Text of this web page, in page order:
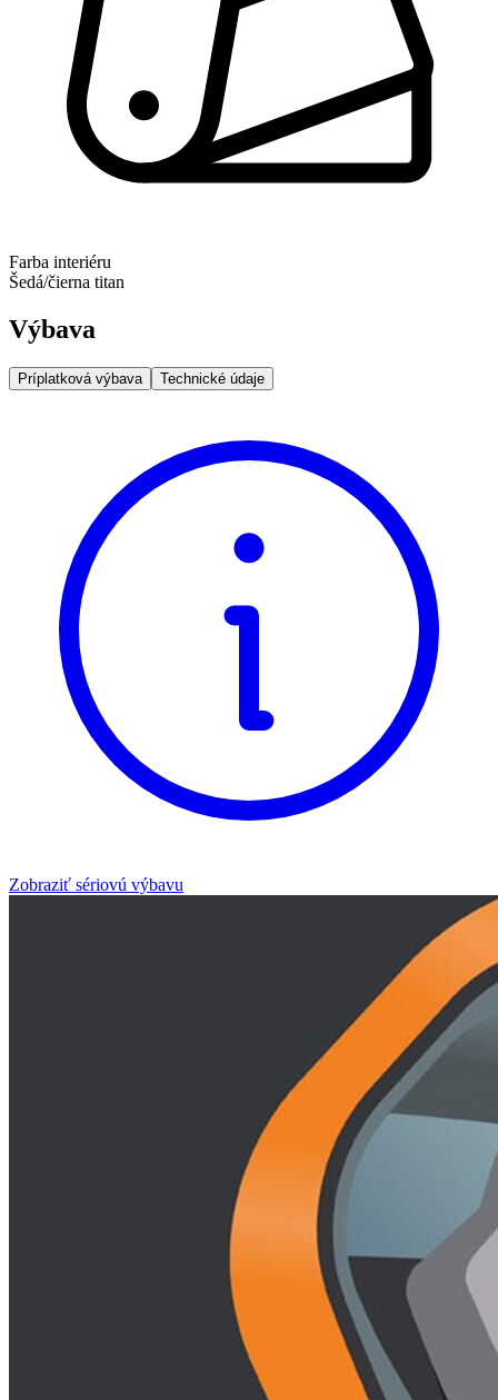
Farba interiéru
Šedá/čierna titan
Výbava
Príplatková výbava Technické údaje
Zobraziť sériovú výbavu